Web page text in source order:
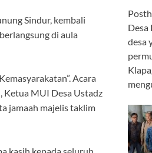
Sindur, kembali
di aula
Acara
Ketua MUI Desa Ustadz
jamaah majelis taklim
Desa
desa